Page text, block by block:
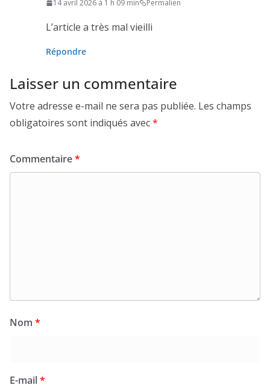
14 avril 2026 à 1 h 09 min Permalien
L’article a très mal vieilli
Répondre
Laisser un commentaire
Votre adresse e-mail ne sera pas publiée. Les champs
obligatoires sont indiqués avec*
Commentaire*
Nom *
E-mail*